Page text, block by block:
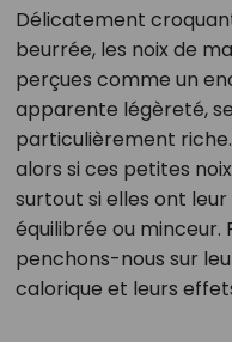
Délicatement
beurrée, les noix de
perçues comme un
apparente légèreté,
particulièrement
alors si ces petites
surtout si elles ont
équilibrée ou minceur.
penchons-nous sur
calorique et leurs